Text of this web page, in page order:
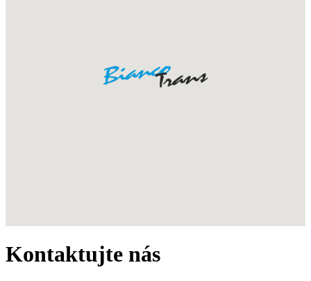
Kontaktujte nás